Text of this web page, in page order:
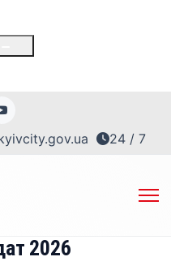
24 / 7
2026